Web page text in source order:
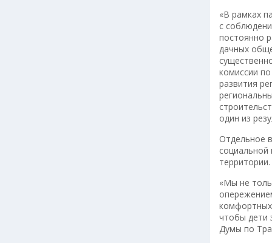
«В рамках
с
постоянно
дачных
комиссии
развития
один из
Отдельное
социальной
территории.
«Мы не
комфортных
чтобы дети
Думы по